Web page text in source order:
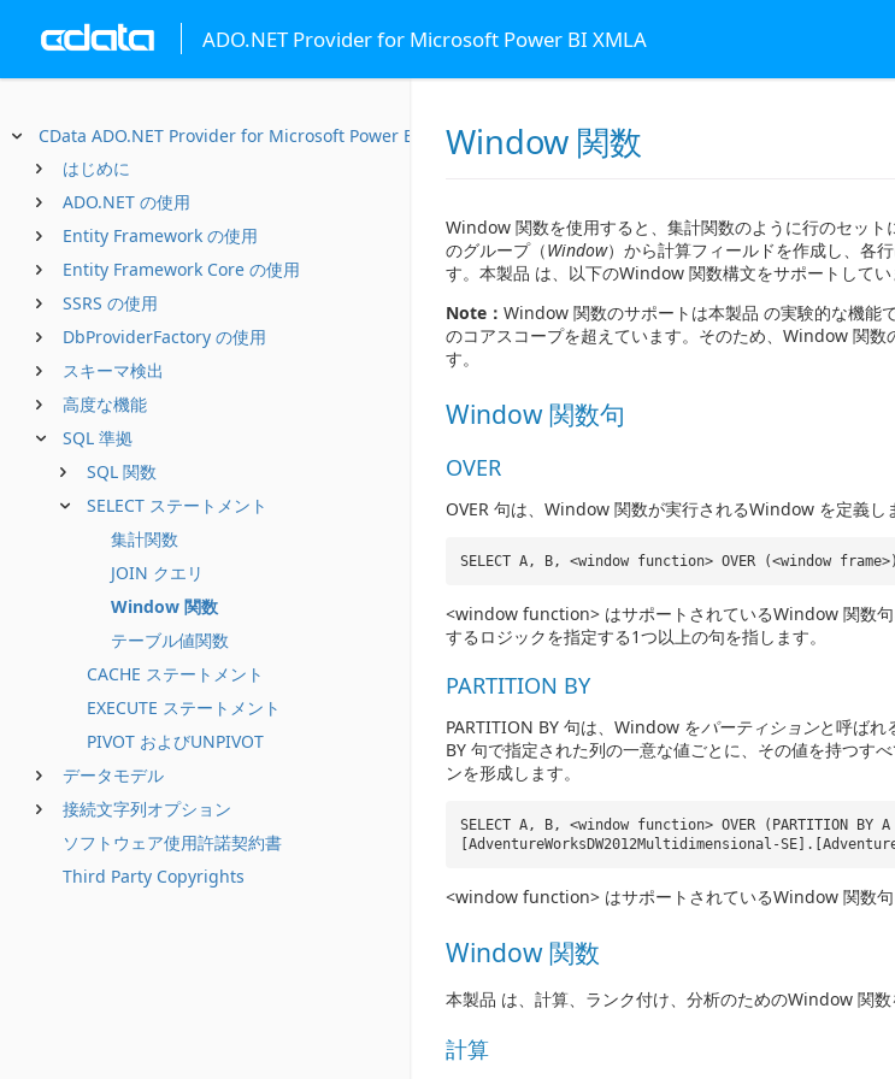
ADO.NET Provider for Microsoft Power BI XMLA
CData ADO.NET Provider for Microsoft Power BI XMLA
はじめに
ADO.NET の使用
Entity Framework の使用
Entity Framework Core の使用
SSRS の使用
DbProviderFactory の使用
スキーマ検出
高度な機能
SQL 準拠
SQL 関数
SELECT ステートメント
集計関数
JOIN クエリ
Window 関数
テーブル値関数
CACHE ステートメント
EXECUTE ステートメント
PIVOT およびUNPIVOT
データモデル
接続文字列オプション
ソフトウェア使用許諾契約書
Third Party Copyrights
Window 関数
Window 関数を使用すると、集計関数のように行のセッ
のグループ（Window）から計算フィールドを作成し、各
す。本製品 は、以下のWindow 関数構文をサポートしてい
Note： Window 関数のサポートは本製品 の実験的な機能
のコアスコープを超えています。そのため、Window 関数
す。
Window 関数句
OVER
OVER 句は、Window 関数が実行されるWindow を定義し
SELECT A, B, <window function> OVER (<window frame>)
<window function> はサポートされているWindow 関数
するロジックを指定する1つ以上の句を指します。
PARTITION BY
PARTITION BY 句は、Window をパーティションと呼ばれ
BY 句で指定された列の一意な値ごとに、その値を持つす
ンを形成します。
SELECT A, B, <window function> OVER (PARTITION BY A
[AdventureWorksDW2012Multidimensional-
<window function> はサポートされているWindow 関数句
Window 関数
本製品 は、計算、ランク付け、分析のためのWindow 関数
計算